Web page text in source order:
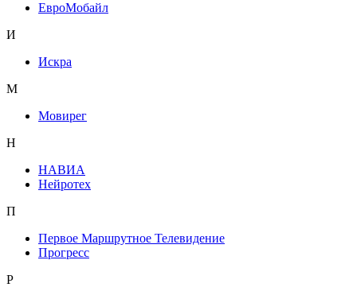
ЕвроМобайл
И
Искра
М
Мовирег
Н
НАВИА
Нейротех
П
Первое Маршрутное Телевидение
Прогресс
Р